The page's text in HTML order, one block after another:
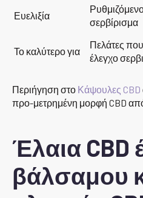
Ευελιξία
σερβίρισμα
Το καλύτερο για
Πελάτες
έλεγχο
Περιήγηση στο Κάψουλες CBD
προ-μετρημένη μορφή CBD
Έλαια CBD
βάλσαμου